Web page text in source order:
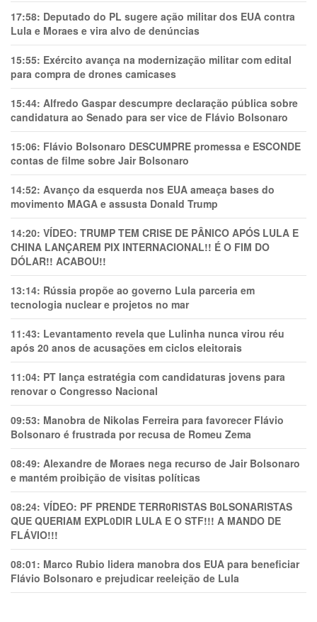
17:58: Deputado do PL sugere ação militar dos EUA contra
Lula e Moraes e vira alvo de denúncias
15:55: Exército avança na modernização militar com edital
para compra de drones camicases
15:44: Alfredo Gaspar descumpre declaração pública sobre
candidatura ao Senado para ser vice de Flávio Bolsonaro
15:06: Flávio Bolsonaro DESCUMPRE promessa e ESCONDE
contas de filme sobre Jair Bolsonaro
14:52: Avanço da esquerda nos EUA ameaça bases do
movimento MAGA e assusta Donald Trump
14:20: VÍDEO: TRUMP TEM CRlSE DE PÂNlCO APÓS LULA E
CHINA LANÇAREM PIX INTERNACIONAL!! É O FIM DO
DÓLAR!! ACABOU!!
13:14: Rússia propõe ao governo Lula parceria em
tecnologia nuclear e projetos no mar
11:43: Levantamento revela que Lulinha nunca virou réu
após 20 anos de acusações em ciclos eleitorais
11:04: PT lança estratégia com candidaturas jovens para
renovar o Congresso Nacional
09:53: Manobra de Nikolas Ferreira para favorecer Flávio
Bolsonaro é frustrada por recusa de Romeu Zema
08:49: Alexandre de Moraes nega recurso de Jair Bolsonaro
e mantém proibição de visitas políticas
08:24: VÍDEO: PF PRENDE TERR0RlSTAS B0LSONARlSTAS
QUE QUERIAM EXPL0DlR LULA E O STF!!! A MANDO DE
FLÁVIO!!!
08:01: Marco Rubio lidera manobra dos EUA para beneficiar
Flávio Bolsonaro e prejudicar reeleição de Lula